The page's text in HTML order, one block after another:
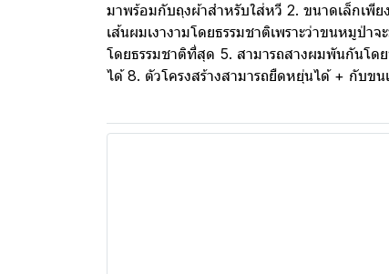
มาพร้อมกับถุงผ้าสำหรับใส่หวี 2. ขนาดเล็กเพี
เส้นผมเงางามโดยธรรมชาติเพราะว่าขนหมูป่
โดยธรรมชาติที่สุด 5. สามารถสางผมพันกันโด
ได้ 8. ตัวโครงสร้างสามารถยืดหยุ่นได้ + กับข